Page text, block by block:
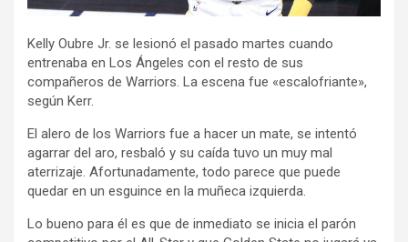
Kelly Oubre Jr. se lesionó el pasado martes cuando
entrenaba en Los Ángeles con el resto de sus
compañeros de Warriors. La escena fue «escalofriante»,
según Kerr.
El alero de los Warriors fue a hacer un mate, se intentó
agarrar del aro, resbaló y su caída tuvo un muy mal
aterrizaje. Afortunadamente, todo parece que puede
quedar en un esguince en la muñeca izquierda.
Lo bueno para él es que de inmediato se inicia el parón